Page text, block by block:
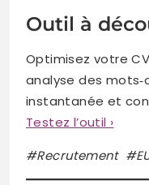
Outil à
Optimisez votre
analyse des
instantanée et
Testez l’outil ›
#Recrutement